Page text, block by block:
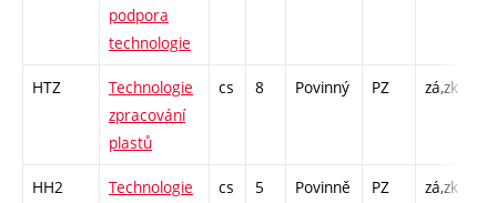
podpora
technologie
HTZ
Technologie
zpracování
plastů
cs 8 Povinný PZ zá,zk
HH2
Technologie
cs 5
Povinně
PZ zá,zk